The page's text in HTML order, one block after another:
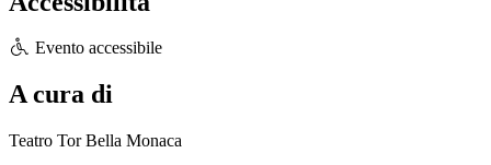
Evento accessibile
A cura di
Teatro Tor Bella Monaca